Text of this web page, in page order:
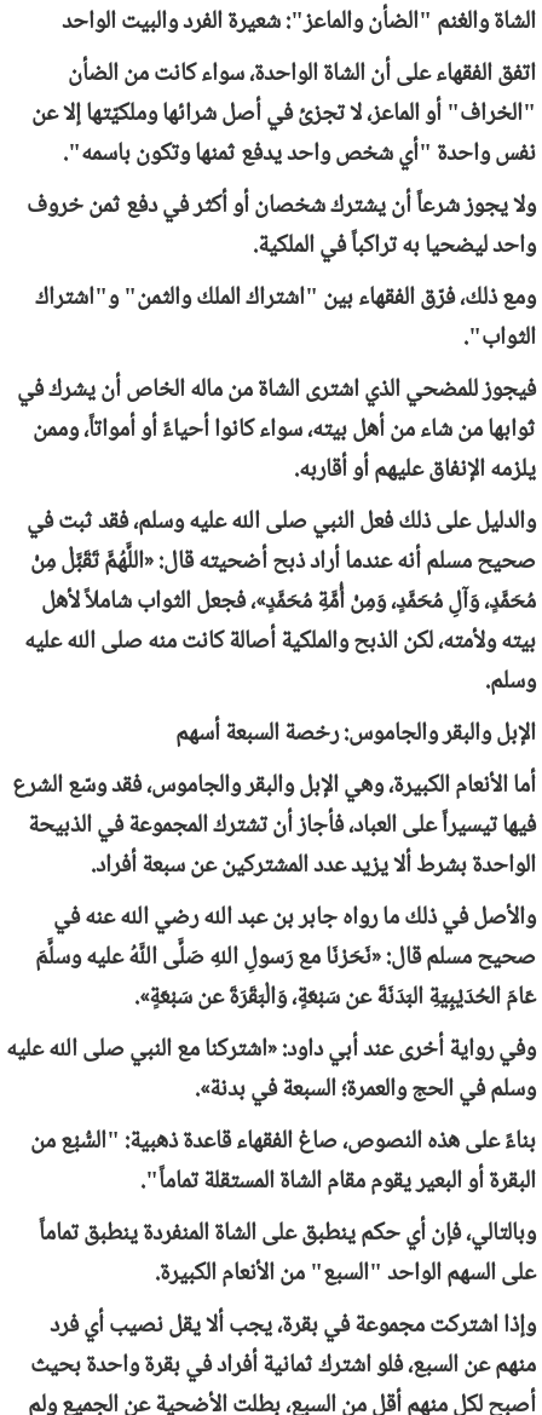
الشاة والغنم "الضأن والماعز": شعيرة الفرد والبيت الواحد
اتفق الفقهاء على أن الشاة الواحدة، سواء كانت من الضأن
"الخراف" أو الماعز، لا تجزئ في أصل شرائها وملكيّتها إلا عن
نفس واحدة "أي شخص واحد يدفع ثمنها وتكون باسمه".
ولا يجوز شرعاً أن يشترك شخصان أو أكثر في دفع ثمن خروف
واحد ليضحيا به تراكباً في الملكية.
ومع ذلك، فرّق الفقهاء بين "اشتراك الملك والثمن" و"اشتراك
الثواب".
فيجوز للمضحي الذي اشترى الشاة من ماله الخاص أن يشرك في
ثوابها من شاء من أهل بيته، سواء كانوا أحياءً أو أمواتاً، وممن
يلزمه الإنفاق عليهم أو أقاربه.
والدليل على ذلك فعل النبي صلى الله عليه وسلم، فقد ثبت في
صحيح مسلم أنه عندما أراد ذبح أضحيته قال: «اللَّهُمَّ تَقَبَّلْ مِنْ
مُحَمَّدٍ، وَآلِ مُحَمَّدٍ، وَمِنْ أُمَّةِ مُحَمَّدٍ»، فجعل الثواب شاملاً لأهل
بيته ولأمته، لكن الذبح والملكية أصالة كانت منه صلى الله عليه
وسلم.
الإبل والبقر والجاموس: رخصة السبعة أسهم
أما الأنعام الكبيرة، وهي الإبل والبقر والجاموس، فقد وسّع الشرع
فيها تيسيراً على العباد، فأجاز أن تشترك المجموعة في الذبيحة
الواحدة بشرط ألا يزيد عدد المشتركين عن سبعة أفراد.
والأصل في ذلك ما رواه جابر بن عبد الله رضي الله عنه في
صحيح مسلم قال: «نَحَرْنَا مع رَسولِ اللهِ صَلَّى اللَّهُ عليه وسلَّمَ
عَامَ الحُدَيْبِيَةِ البَدَنَةَ عن سَبْعَةٍ، وَالْبَقَرَةَ عن سَبْعَةٍ».
وفي رواية أخرى عند أبي داود: «اشتركنا مع النبي صلى الله عليه
وسلم في الحج والعمرة؛ السبعة في بدنة».
بناءً على هذه النصوص، صاغ الفقهاء قاعدة ذهبية: "السُّبْع من
البقرة أو البعير يقوم مقام الشاة المستقلة تماماً".
وبالتالي، فإن أي حكم ينطبق على الشاة المنفردة ينطبق تماماً
على السهم الواحد "السبع" من الأنعام الكبيرة.
وإذا اشتركت مجموعة في بقرة، يجب ألا يقل نصيب أي فرد
منهم عن السبع، فلو اشترك ثمانية أفراد في بقرة واحدة بحيث
أصبح لكل منهم أقل من السبع، بطلت الأضحية عن الجميع ولم